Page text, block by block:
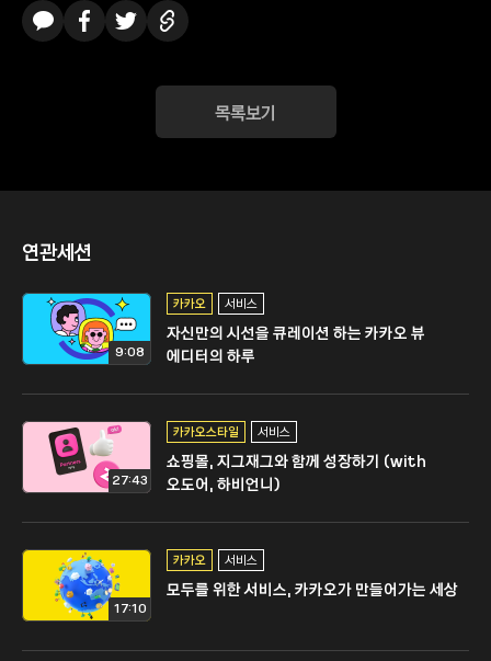
목록보기
연관세션
9:08
카카오 서비스
자신만의 시선을 큐레이션 하는 카카오 뷰
에디터의 하루
27:43
카카오스타일 서비스
쇼핑몰, 지그재그와 함께 성장하기 (with
오도어, 하비언니)
17:10
카카오 서비스
모두를 위한 서비스, 카카오가 만들어가는 세상